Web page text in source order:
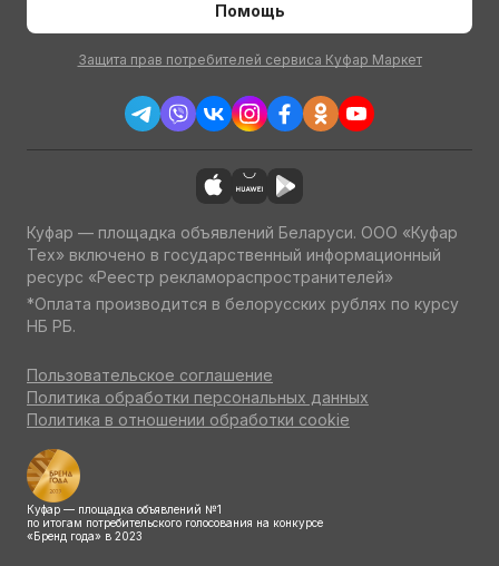
Помощь
Защита прав потребителей сервиса Куфар Маркет
Куфар — площадка объявлений Беларуси. ООО «Куфар
Тех» включено в государственный информационный
ресурс «Реестр рекламораспространителей»
*Оплата производится в белорусских рублях по курсу
НБ РБ.
Пользовательское соглашение
Политика обработки персональных данных
Политика в отношении обработки cookie
Куфар — площадка объявлений №1
по итогам потребительского голосования на конкурсе
«Бренд года» в 2023